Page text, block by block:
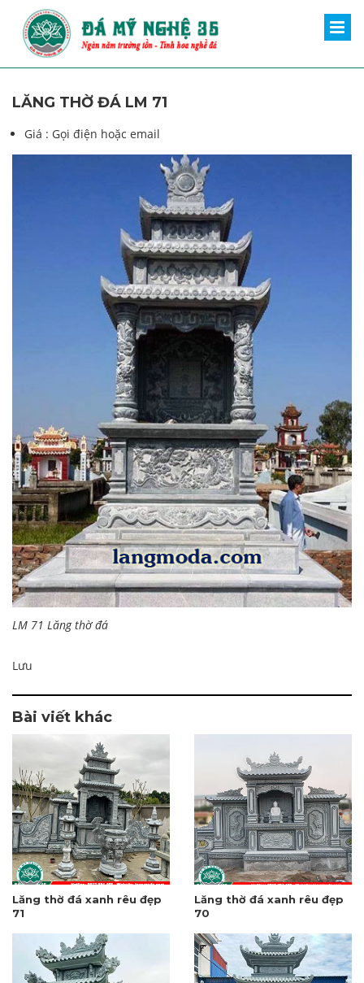
LĂNG THỜ ĐÁ LM 71
Giá : Gọi điện hoặc email
LM 71 Lăng thờ đá
Lưu
Bài viết khác
Lăng thờ đá xanh rêu đẹp
71
Lăng thờ đá xanh rêu đẹp
70